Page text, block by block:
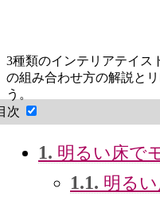
3種類のインテリアテイス
の組み合わせ方の解説と
う。
次
1. 明るい床で
1.1. 明る